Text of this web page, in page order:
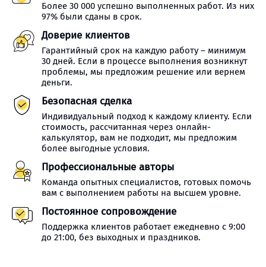
Более 30 000 успешно выполненных работ. Из них
97% были сданы в срок.
Доверие клиентов
Гарантийный срок на каждую работу – минимум
30 дней. Если в процессе выполнения возникнут
проблемы, мы предложим решение или вернем
деньги.
Безопасная сделка
Индивидуальный подход к каждому клиенту. Если
стоимость, рассчитанная через онлайн-
калькулятор, вам не подходит, мы предложим
более выгодные условия.
Профессиональные авторы
Команда опытных специалистов, готовых помочь
вам с выполнением работы на высшем уровне.
Постоянное сопровождение
Поддержка клиентов работает ежедневно с 9:00
до 21:00, без выходных и праздников.